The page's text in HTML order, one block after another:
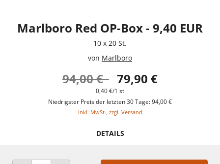
Marlboro Red OP-Box - 9,40 EUR
10 x 20 St.
von Marlboro
94,00 € 79,90 €
0,40 €/1 st
Niedrigster Preis der letzten 30 Tage: 94,00 €
inkl. MwSt., zzgl. Versand
DETAILS